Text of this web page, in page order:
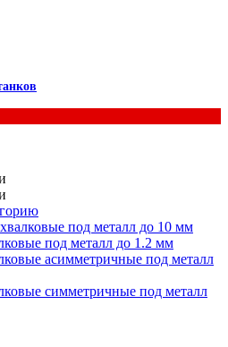
под металл до 10 мм
под металл до 1.2 мм
асимметричные под металл
симметричные под металл